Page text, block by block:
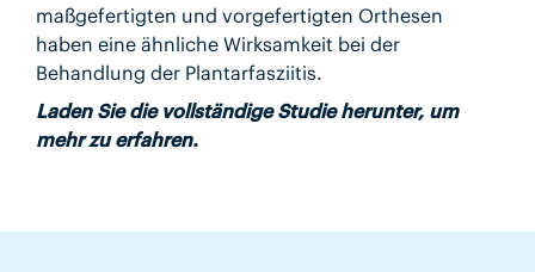
maßgefertigten und vorgefertigten Orthesen
haben eine ähnliche Wirksamkeit bei der
Behandlung der Plantarfasziitis.
Laden Sie die vollständige Studie herunter, um
mehr zu erfahren.